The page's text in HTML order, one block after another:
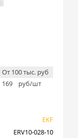
От 100 тыс. руб
169
руб/шт
EKF
ERV10-028-10